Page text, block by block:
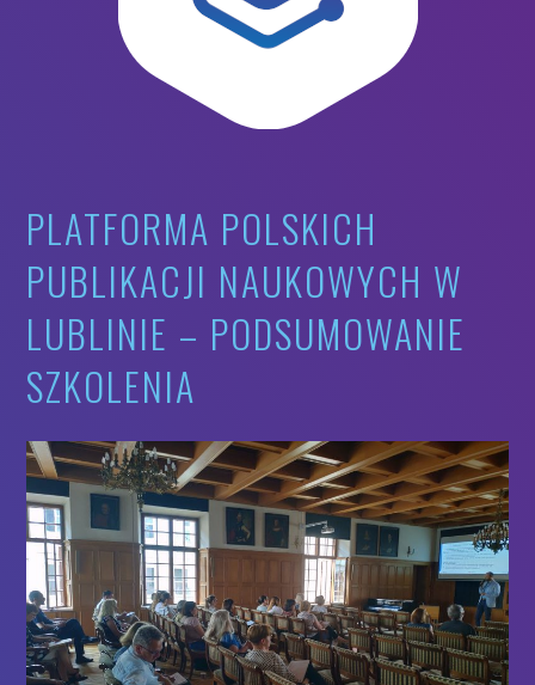
PLATFORMA POLSKICH
PUBLIKACJI NAUKOWYCH W
LUBLINIE – PODSUMOWANIE
SZKOLENIA